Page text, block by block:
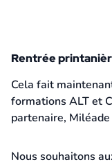
Rentrée
Cela fait
formations ALT et
partenaire, Miléade
Nous souhaitons